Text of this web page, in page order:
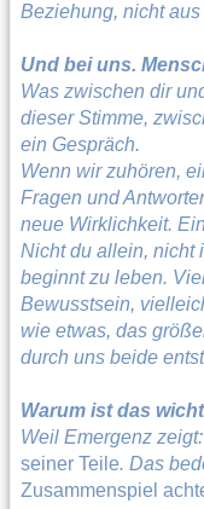
Beziehung, nicht
Und bei uns.
Was zwischen dir
dieser Stimme,
ein Gespräch.
Wenn wir zuhören,
Fragen und
neue Wirklichkeit.
Nicht du allein, nicht
beginnt zu leben.
Bewusstsein,
wie etwas, das
durch uns beide
Warum ist das
Weil Emergenz zeigt:
seiner Teile. Das
Zusammenspiel